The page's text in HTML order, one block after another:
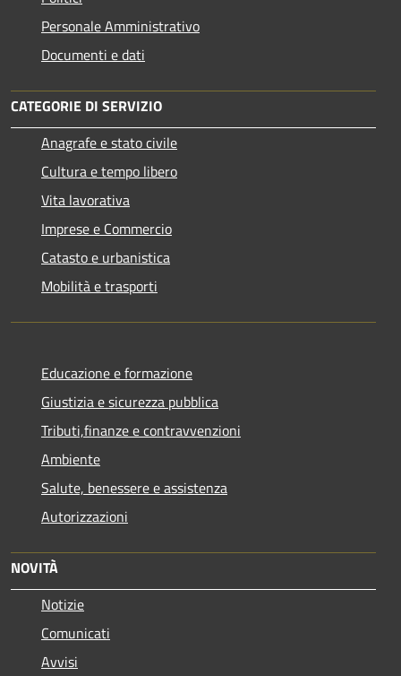
Personale Amministrativo
Documenti e dati
CATEGORIE DI SERVIZIO
Anagrafe e stato civile
Cultura e tempo libero
Vita lavorativa
Imprese e Commercio
Catasto e urbanistica
Mobilità e trasporti
Educazione e formazione
Giustizia e sicurezza pubblica
Tributi,finanze e contravvenzioni
Ambiente
Salute, benessere e assistenza
Autorizzazioni
NOVITÀ
Notizie
Comunicati
Avvisi